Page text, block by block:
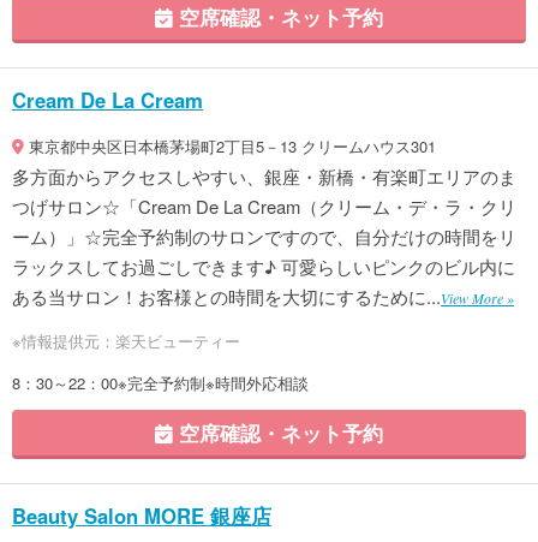
空席確認・ネット予約
Cream De La Cream
東京都中央区日本橋茅場町2丁目5－13 クリームハウス301
多方面からアクセスしやすい、銀座・新橋・有楽町エリアのま
つげサロン☆「Cream De La Cream（クリーム・デ・ラ・クリ
ーム）」☆完全予約制のサロンですので、自分だけの時間をリ
ラックスしてお過ごしできます♪ 可愛らしいピンクのビル内に
ある当サロン！お客様との時間を大切にするために...View More »
※情報提供元：楽天ビューティー
8：30～22：00※完全予約制※時間外応相談
空席確認・ネット予約
Beauty Salon MORE 銀座店